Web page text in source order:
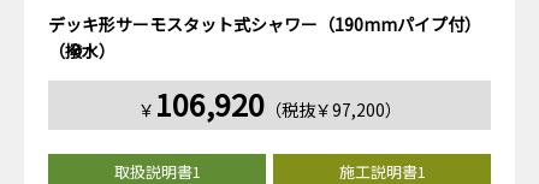
デッキ形サーモスタット式シャワー（190mmパイプ付）
（撥水）
￥ 106,920（税抜￥97,200）
取扱説明書1
施工説明書1